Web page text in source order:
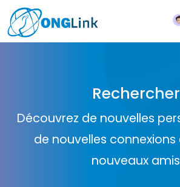
Rechercher
Découvrez de nouvelles
de nouvelles
nouveaux amis